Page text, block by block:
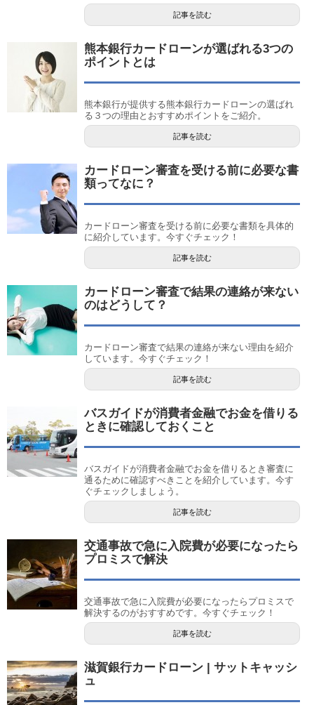
記事を読む
熊本銀行カードローンが選ばれる3つの
ポイントとは
熊本銀行が提供する熊本銀行カードローンの選ばれ
る３つの理由とおすすめポイントをご紹介。
記事を読む
カードローン審査を受ける前に必要な書
類ってなに？
カードローン審査を受ける前に必要な書類を具体的
に紹介しています。今すぐチェック！
記事を読む
カードローン審査で結果の連絡が来ない
のはどうして？
カードローン審査で結果の連絡が来ない理由を紹介
しています。今すぐチェック！
記事を読む
バスガイドが消費者金融でお金を借りる
ときに確認しておくこと
バスガイドが消費者金融でお金を借りるとき審査に
通るために確認すべきことを紹介しています。今す
ぐチェックしましょう。
記事を読む
交通事故で急に入院費が必要になったら
プロミスで解決
交通事故で急に入院費が必要になったらプロミスで
解決するのがおすすめです。今すぐチェック！
記事を読む
滋賀銀行カードローン | サットキャッシ
ュ